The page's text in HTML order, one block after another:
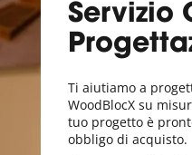
Servizio
Ti aiutiamo a
WoodBlocX su
tuo progetto è
obbligo di acquisto.